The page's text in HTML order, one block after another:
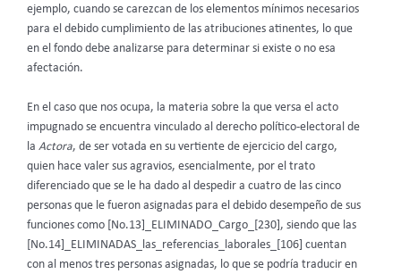
ejemplo, cuando se carezcan de los elementos mínimos necesarios
para el debido cumplimiento de las atribuciones atinentes, lo que
en el fondo debe analizarse para determinar si existe o no esa
afectación.
En el caso que nos ocupa, la materia sobre la que versa el acto
impugnado se encuentra vinculado al derecho político-electoral de
la Actora, de ser votada en su vertiente de ejercicio del cargo,
quien hace valer sus agravios, esencialmente, por el trato
diferenciado que se le ha dado al despedir a cuatro de las cinco
personas que le fueron asignadas para el debido desempeño de sus
funciones como [No.13]_ELIMINADO_Cargo_[230], siendo que las
[No.14]_ELIMINADAS_las_referencias_laborales_[106] cuentan
con al menos tres personas asignadas, lo que se podría traducir en